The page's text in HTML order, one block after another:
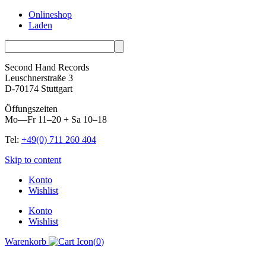
Onlineshop
Laden
Second Hand Records
Leuschnerstraße 3
D-70174 Stuttgart
Öffungszeiten
Mo—Fr 11–20 + Sa 10–18
Tel: +49(0) 711 260 404
Skip to content
Konto
Wishlist
Konto
Wishlist
Warenkorb
(0)